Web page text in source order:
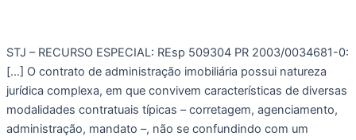
STJ – RECURSO ESPECIAL: REsp 509304 PR 2003/0034681-0:
[…] O contrato de administração imobiliária possui natureza
jurídica complexa, em que convivem características de diversas
modalidades contratuais típicas – corretagem, agenciamento,
administração, mandato –, não se confundindo com um